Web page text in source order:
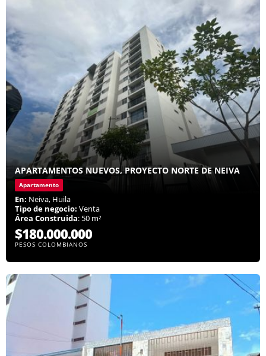
APARTAMENTOS NUEVOS, PROYECTO NORTE DE NEIVA
Apartamento
En: Neiva, Huila
Tipo de negocio: Venta
Área Construida: 50 m²
$180.000.000
PESOS COLOMBIANOS